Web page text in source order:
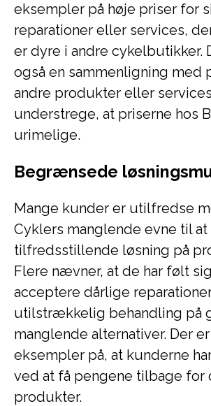
eksempler på høje priser for
reparationer eller services,
er dyre i andre cykelbutikker.
også en sammenligning med
andre produkter eller
understrege, at priserne hos
urimelige.
Begrænsede
Mange kunder er utilfredse
Cyklers manglende evne til at
tilfredsstillende løsning på
Flere nævner, at de har følt
acceptere dårlige
utilstrækkelig behandling på
manglende alternativer. Der
eksempler på, at kunderne
ved at få pengene tilbage for
produkter.